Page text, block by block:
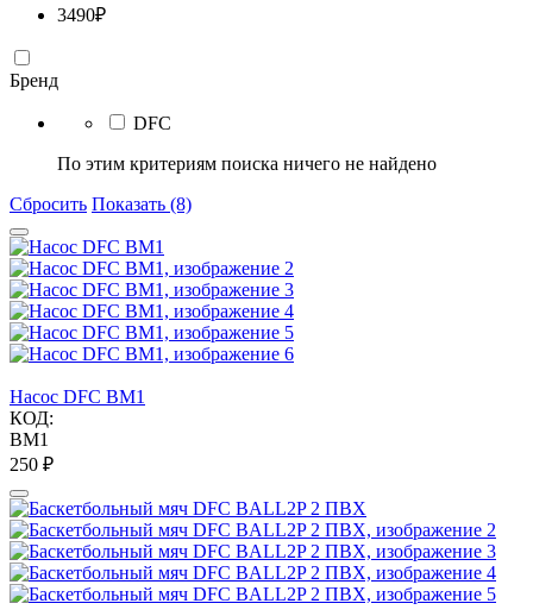
3490₽
Бренд
DFC
По этим критериям поиска ничего не найдено
Сбросить Показать (8)
Насос DFC BM1
КОД:
BM1
‍250‍ ₽